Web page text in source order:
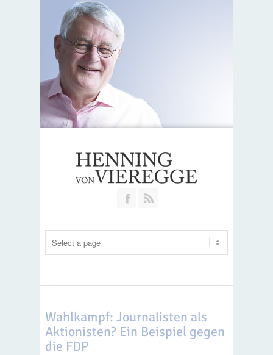
Join our Facebook Group
Wahlkampf: Journalisten als
Aktionisten? Ein Beispiel gegen
die FDP